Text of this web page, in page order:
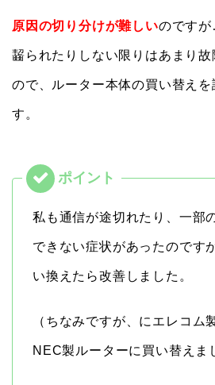
原因の切り分けが難しいのです
齧られたりしない限りはあまり
ので、ルーター本体の買い替え
す。
私も通信が途切れたり、一部
できない症状があったのです
い換えたら改善しました。
（ちなみですが、にエレコム
NEC製ルーターに買い替えま